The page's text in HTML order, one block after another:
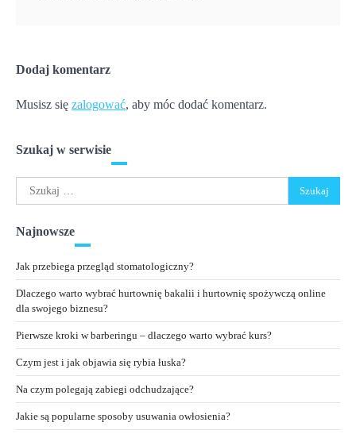
Dodaj komentarz
Musisz się zalogować, aby móc dodać komentarz.
Szukaj w serwisie
Szukaj:
Najnowsze
Jak przebiega przegląd stomatologiczny?
Dlaczego warto wybrać hurtownię bakalii i hurtownię spożywczą online
dla swojego biznesu?
Pierwsze kroki w barberingu – dlaczego warto wybrać kurs?
Czym jest i jak objawia się rybia łuska?
Na czym polegają zabiegi odchudzające?
Jakie są popularne sposoby usuwania owłosienia?